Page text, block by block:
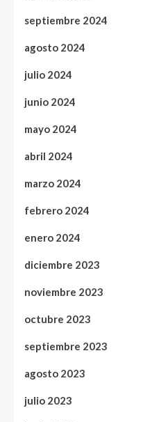
septiembre 2024
agosto 2024
julio 2024
junio 2024
mayo 2024
abril 2024
marzo 2024
febrero 2024
enero 2024
diciembre 2023
noviembre 2023
octubre 2023
septiembre 2023
agosto 2023
julio 2023